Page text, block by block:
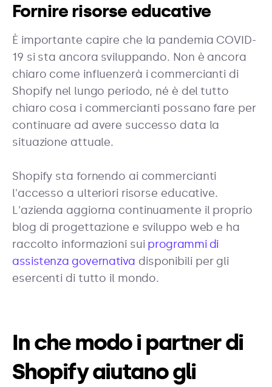
Fornire risorse educative
È importante capire che la pandemia COVID-
19 si sta ancora sviluppando. Non è ancora
chiaro come influenzerà i commercianti di
Shopify nel lungo periodo, né è del tutto
chiaro cosa i commercianti possano fare per
continuare ad avere successo data la
situazione attuale.
Shopify sta fornendo ai commercianti
l'accesso a ulteriori risorse educative.
L'azienda aggiorna continuamente il proprio
blog di progettazione e sviluppo web e ha
raccolto informazioni sui programmi di
assistenza governativa disponibili per gli
esercenti di tutto il mondo.
In che modo i partner di
Shopify aiutano gli